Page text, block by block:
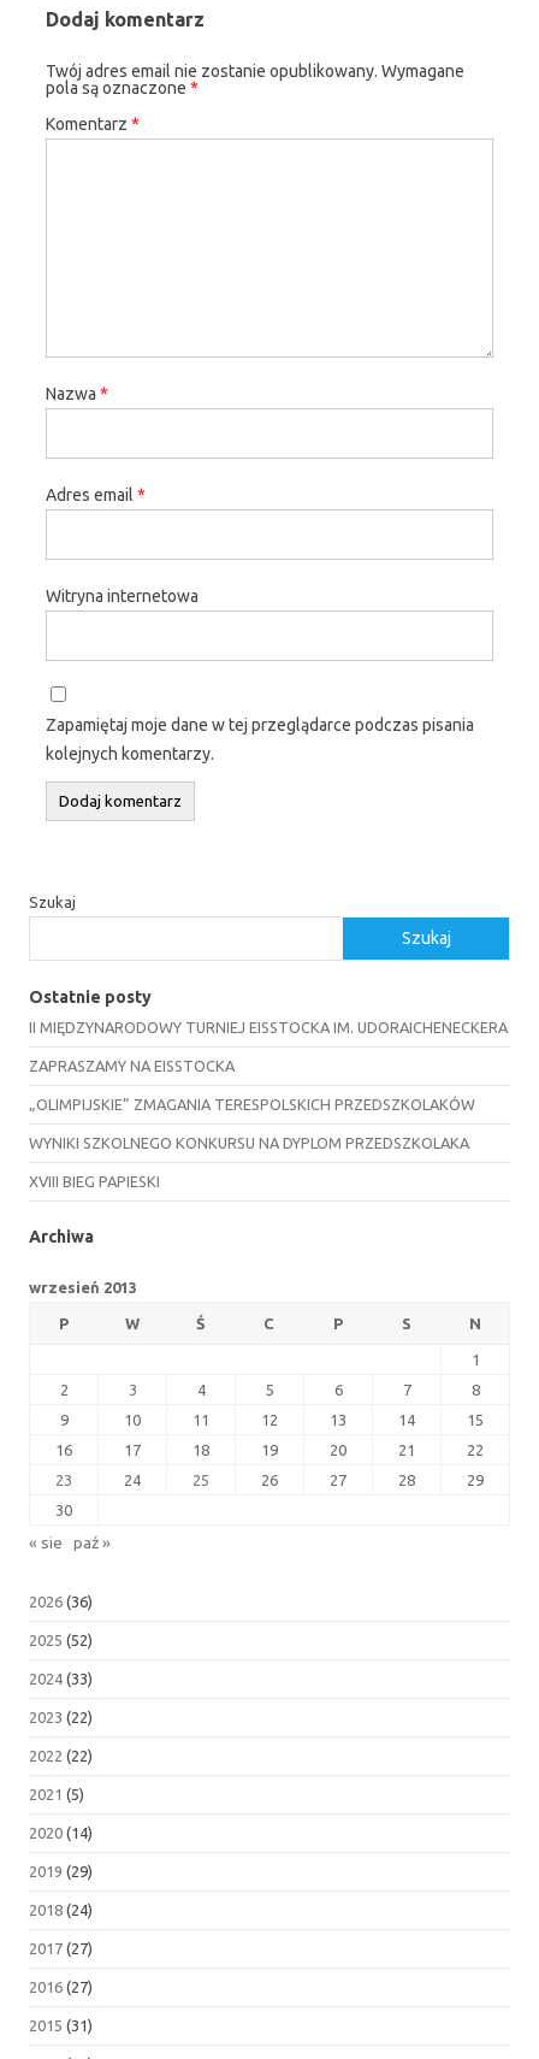
Dodaj komentarz
Twój adres email nie zostanie opublikowany. Wymagane
pola są oznaczone *
Komentarz *
Nazwa *
Adres email *
Witryna internetowa
Zapamiętaj moje dane w tej przeglądarce podczas pisania
kolejnych komentarzy.
Szukaj
Szukaj
Ostatnie posty
II MIĘDZYNARODOWY TURNIEJ EISSTOCKA IM. UDORAICHENECKERA
ZAPRASZAMY NA EISSTOCKA
„OLIMPIJSKIE” ZMAGANIA TERESPOLSKICH PRZEDSZKOLAKÓW
WYNIKI SZKOLNEGO KONKURSU NA DYPLOM PRZEDSZKOLAKA
XVIII BIEG PAPIESKI
Archiwa
wrzesień 2013
P W Ś C P S N
1
2
3 4 5 6 7
8
9
10 11 12 13 14
15
16
17 18 19 20 21
22
23
24 25 26 27 28
29
30
« sie paź »
2026 (36)
2025 (52)
2024 (33)
2023 (22)
2022 (22)
2021 (5)
2020 (14)
2019 (29)
2018 (24)
2017 (27)
2016 (27)
2015 (31)